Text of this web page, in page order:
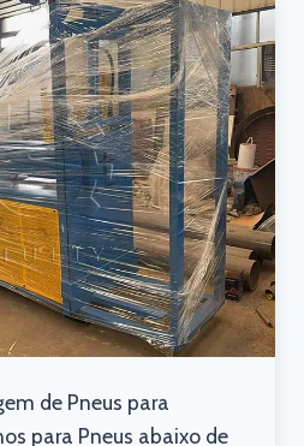
de Pneus para
para Pneus abaixo de